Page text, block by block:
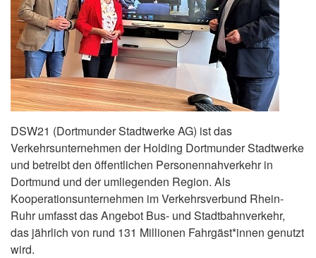
DSW21 (Dortmunder Stadtwerke AG) ist das
Verkehrsunternehmen der Holding Dortmunder Stadtwerke
und betreibt den öffentlichen Personennahverkehr in
Dortmund und der umliegenden Region. Als
Kooperationsunternehmen im Verkehrsverbund Rhein-
Ruhr umfasst das Angebot Bus- und Stadtbahnverkehr,
das jährlich von rund 131 Millionen Fahrgäst*innen genutzt
wird.